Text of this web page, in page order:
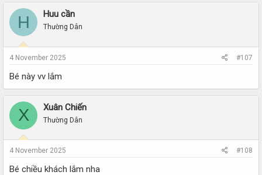
H Huu cần
Thường Dân
4 November 2025 #107
Bé này vv lắm
X Xuân Chiến
Thường Dân
4 November 2025 #108
Bé chiều khách lắm nha